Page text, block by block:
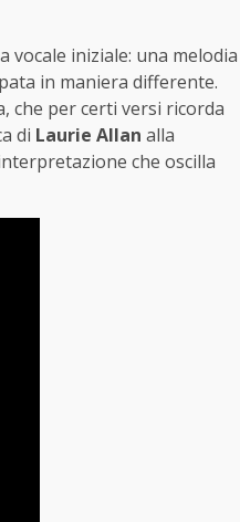
vocale iniziale: una melodia
in maniera differente.
che per certi versi ricorda
di Laurie Allan alla
che oscilla